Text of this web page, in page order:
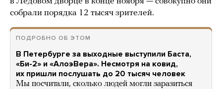
собрали порядка 12 тысяч зрителей.
ПОДРОБНО ОБ ЭТОМ
В Петербурге за выходные выступили Баста,
«Би-2» и «АлоэВера». Несмотря на ковид,
их пришли послушать до 20 тысяч человек
Мы посчитали, сколько людей могли заразиться